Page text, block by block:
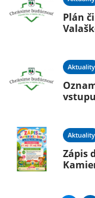
Plán
Aktuality
vstupu
Aktuality
Zápis